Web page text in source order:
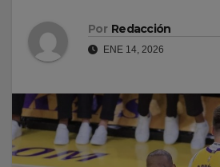
Por Redacción
ENE 14, 2026